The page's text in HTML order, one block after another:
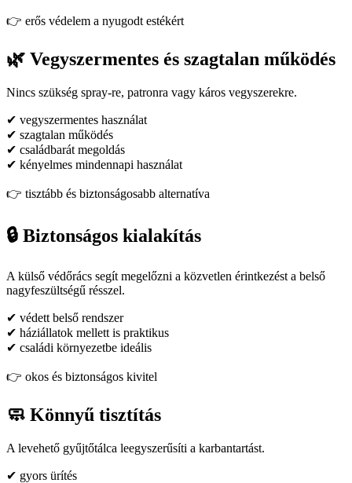
👉 erős védelem a nyugodt estékért
🌿 Vegyszermentes és szagtalan működés
Nincs szükség spray-re, patronra vagy káros vegyszerekre.
✔ vegyszermentes használat
✔ szagtalan működés
✔ családbarát megoldás
✔ kényelmes mindennapi használat
👉 tisztább és biztonságosabb alternatíva
🔒 Biztonságos kialakítás
A külső védőrács segít megelőzni a közvetlen érintkezést a belső
nagyfeszültségű résszel.
✔ védett belső rendszer
✔ háziállatok mellett is praktikus
✔ családi környezetbe ideális
👉 okos és biztonságos kivitel
🧼 Könnyű tisztítás
A levehető gyűjtőtálca leegyszerűsíti a karbantartást.
✔ gyors ürítés